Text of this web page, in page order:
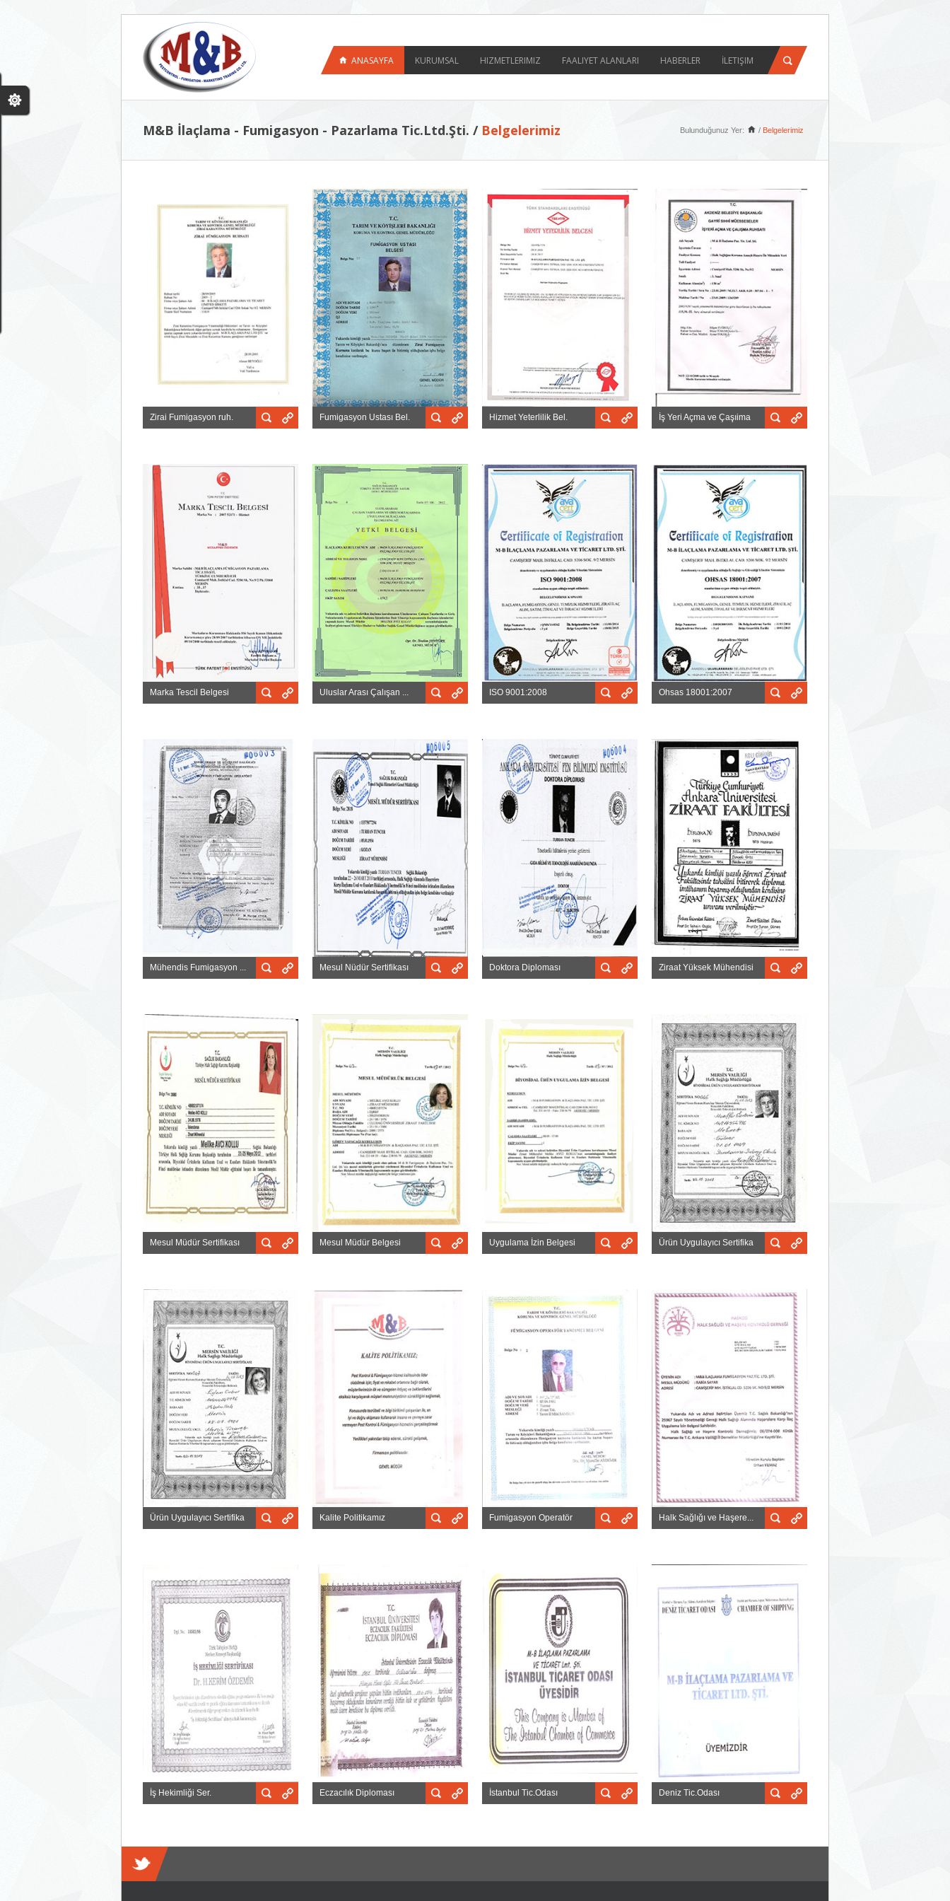
ANASAYFA KURUMSAL HIZMETLERIMIZ FAALIYET ALANLARI HABERLER İLETIŞIM
M&B İlaçlama - Fumigasyon - Pazarlama Tic.Ltd.Şti. / Belgelerimiz Bulunduğunuz Yer: / Belgelerimiz
Zirai Fumigasyon ruh. Fumigasyon Ustası Bel. Hizmet Yeterlilik Bel. İş Yeri Açma ve Çaşıima
Marka Tescil Belgesi Uluslar Arası Çalışan ... ISO 9001:2008 Ohsas 18001:2007
Mühendis Fumigasyon ... Mesul Nüdür Sertifikası Doktora Diploması Ziraat Yüksek Mühendisi
Mesul Müdür Sertifikası Mesul Müdür Belgesi Uygulama İzin Belgesi Ürün Uygulayıcı Sertifika
Ürün Uygulayıcı Sertifika Kalite Politikamız Fumigasyon Operatör Halk Sağlığı ve Haşere...
İş Hekimliği Ser. Eczacılık Diploması İstanbul Tic.Odası Deniz Tic.Odası